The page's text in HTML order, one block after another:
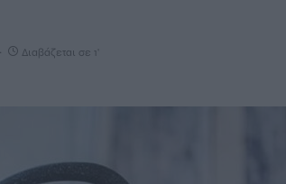
Διαβάζεται σε 1'